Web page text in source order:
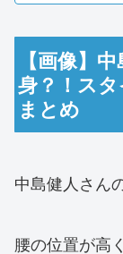
【画像】
身？！ス
まとめ
中島健人さん
腰の位置が高